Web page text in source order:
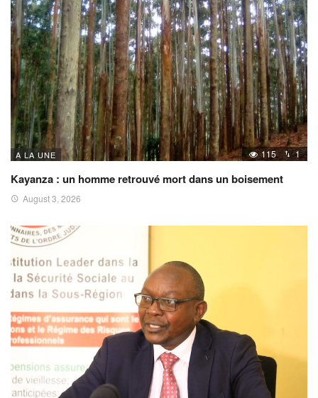
A LA UNE 115 1
Kayanza : un homme retrouvé mort dans un boisement
August 3, 2026